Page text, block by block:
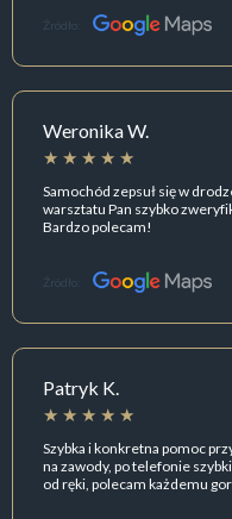
Źródło:
Weronika W.
Samochód zepsuł się w
warsztatu Pan szybko
Bardzo polecam!
Źródło:
Patryk K.
Szybka i konkretna pomoc
na zawody, po telefonie
od ręki, polecam każdemu